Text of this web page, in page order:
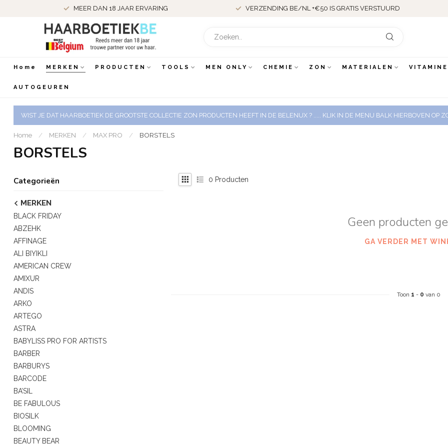
MEER DAN 18 JAAR ERVARING VERZENDING BE/NL +€50 IS GRATIS VERSTUURD
Home MERKEN PRODUCTEN TOOLS MEN ONLY CHEMIE ZON MATERIALEN
AUTOGEUREN
WIST JE DAT HAARBOETIEK DE GROOTSTE COLLECTIE ZON PRODUCTEN HEEFT IN DE BELENUX ? ..... KLIK IN DE MENU BALK HIERBOVEN OP
Home / MERKEN / MAX PRO / BORSTELS
BORSTELS
Categorieën
MERKEN
BLACK FRIDAY
ABZEHK
AFFINAGE
ALI BIYIKLI
AMERICAN CREW
AMIXUR
ANDIS
ARKO
ARTEGO
ASTRA
BABYLISS PRO FOR ARTISTS
BARBER
BARBURYS
BARCODE
BA’SIL
BE FABULOUS
BIOSILK
BLOOMING
BEAUTY BEAR
0 Producten
Geen producten
GA VERDER MET
Toon 1 - 0 van 0